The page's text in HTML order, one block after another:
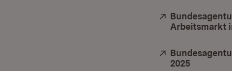
Extern:
Arbeitsmarkt
Extern:
2025